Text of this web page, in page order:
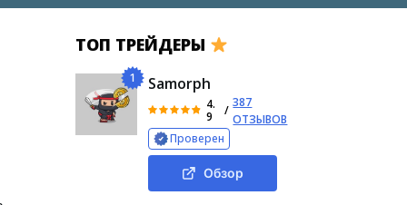
ТОП ТРЕЙДЕРЫ
1 Samorph
4.
9
/
387
ОТЗЫВОВ
Проверен
Обзор